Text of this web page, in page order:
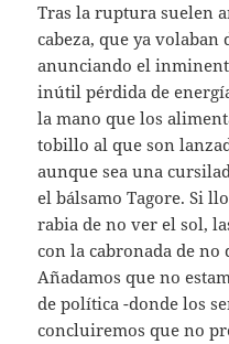
Tras la ruptura suelen
cabeza, que ya volaban
anunciando el
inútil pérdida de
la mano que los
tobillo al que son
aunque sea una
el bálsamo Tagore. Si
rabia de no ver el sol,
con la cabronada de no
Añadamos que no
de política -donde los
concluiremos que no